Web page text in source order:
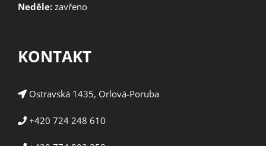
Neděle: zavřeno
KONTAKT
Ostravská 1435, Orlová-Poruba
+420 724 248 610